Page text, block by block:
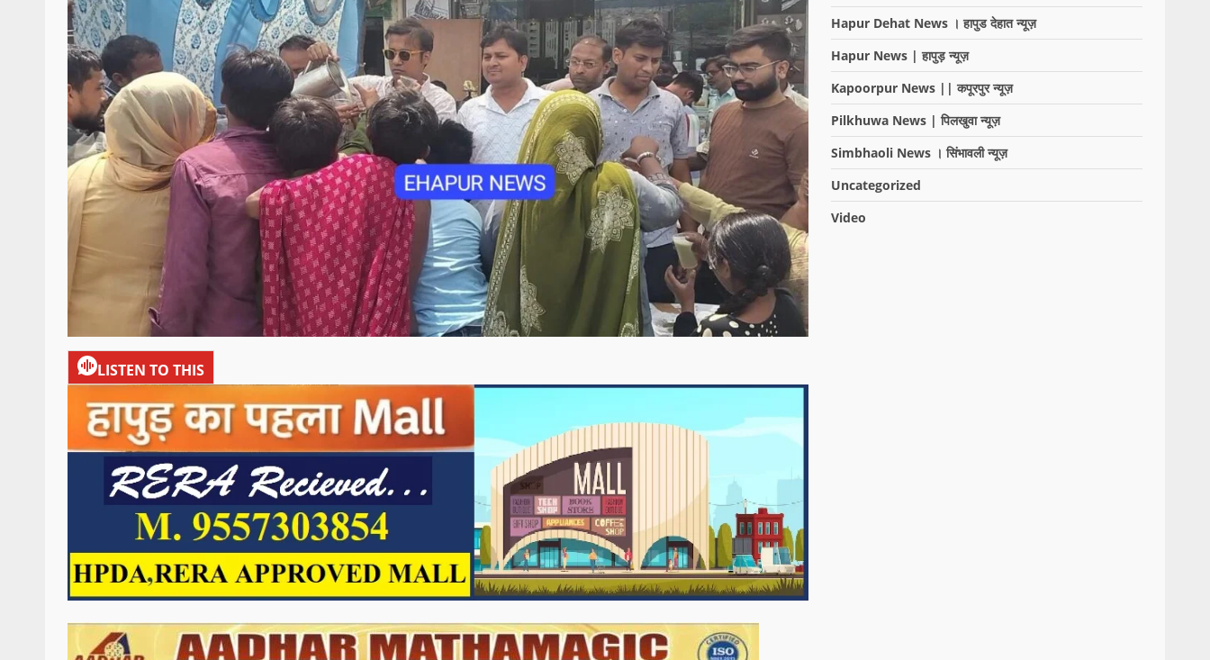
LISTEN TO THIS
Hapur Dehat News । हापुड देहात न्यूज़
Hapur News | हापुड़ न्यूज़
Kapoorpur News || कपूरपुर न्यूज़
Pilkhuwa News | पिलखुवा न्यूज़
Simbhaoli News । सिंभावली न्यूज़
Uncategorized
Video